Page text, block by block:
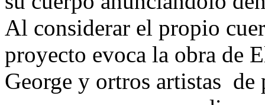
Al considerar el propio
proyecto evoca la obra de
George y ortros artistas de